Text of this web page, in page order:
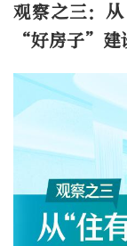
观察之三：
“好房子”建